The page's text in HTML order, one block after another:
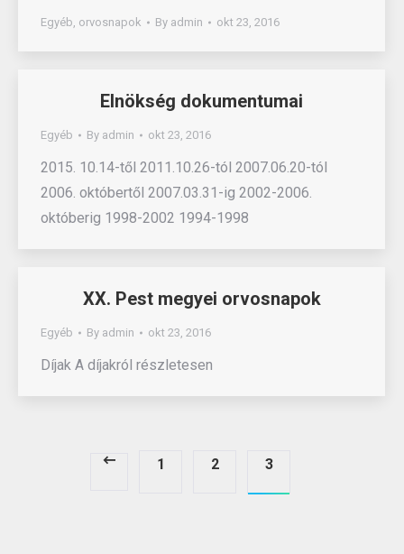
Egyéb, orvosnapok By admin okt 23, 2016
Elnökség dokumentumai
Egyéb By admin okt 23, 2016
2015. 10.14-től 2011.10.26-tól 2007.06.20-tól
2006. októbertől 2007.03.31-ig 2002-2006.
októberig 1998-2002 1994-1998
XX. Pest megyei orvosnapok
Egyéb By admin okt 23, 2016
Díjak A díjakról részletesen
1 2 3